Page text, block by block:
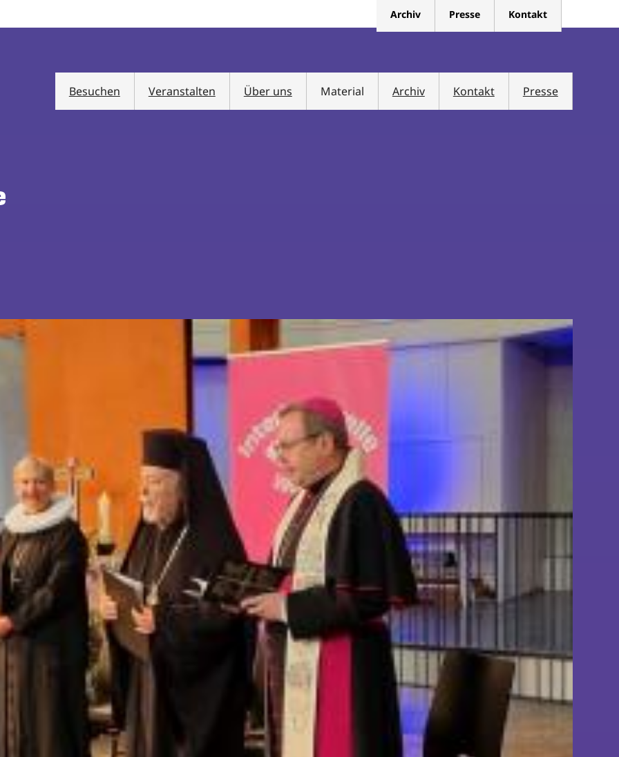
Archiv Presse Kontakt
Besuchen Veranstalten Über uns Material Archiv Kontakt Presse